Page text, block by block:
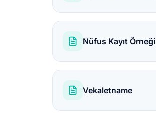
Nüfus Kayıt Örneği
Vekaletname